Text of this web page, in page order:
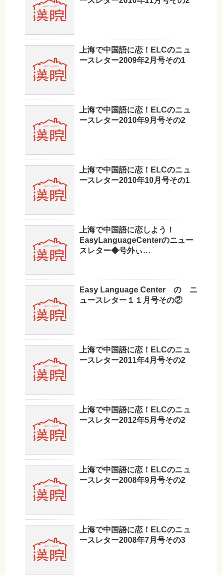
上海で中国語に恋！ELCのニュ
ースレター2009年2月号その1
上海で中国語に恋！ELCのニュ
ースレター2010年9月号その2
上海で中国語に恋！ELCのニュ
ースレター2010年10月号その1
上海で中国語に恋しよう！
EasyLanguageCenterのニュー
スレター◆号外ぃ…
Easy Language Center の ニ
ュースレター１１月号その②
上海で中国語に恋！ELCのニュ
ースレター2011年4月号その2
上海で中国語に恋！ELCのニュ
ースレター2012年5月号その2
上海で中国語に恋！ELCのニュ
ースレター2008年9月号その2
上海で中国語に恋！ELCのニュ
ースレター2008年7月号その3